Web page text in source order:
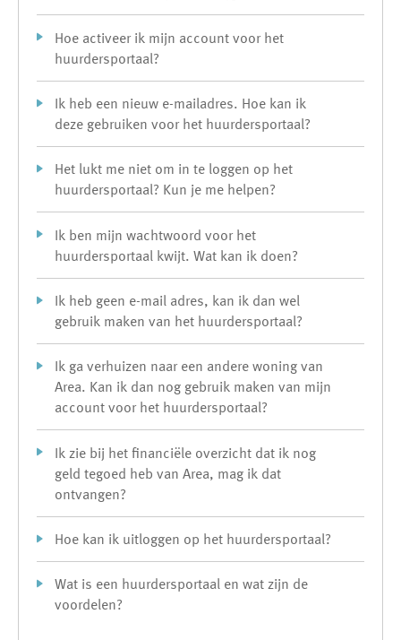
Hoe activeer ik mijn account voor het
huurdersportaal?
Ik heb een nieuw e-mailadres. Hoe kan ik
deze gebruiken voor het huurdersportaal?
Het lukt me niet om in te loggen op het
huurdersportaal? Kun je me helpen?
Ik ben mijn wachtwoord voor het
huurdersportaal kwijt. Wat kan ik doen?
Ik heb geen e-mail adres, kan ik dan wel
gebruik maken van het huurdersportaal?
Ik ga verhuizen naar een andere woning van
Area. Kan ik dan nog gebruik maken van mijn
account voor het huurdersportaal?
Ik zie bij het financiële overzicht dat ik nog
geld tegoed heb van Area, mag ik dat
ontvangen?
Hoe kan ik uitloggen op het huurdersportaal?
Wat is een huurdersportaal en wat zijn de
voordelen?